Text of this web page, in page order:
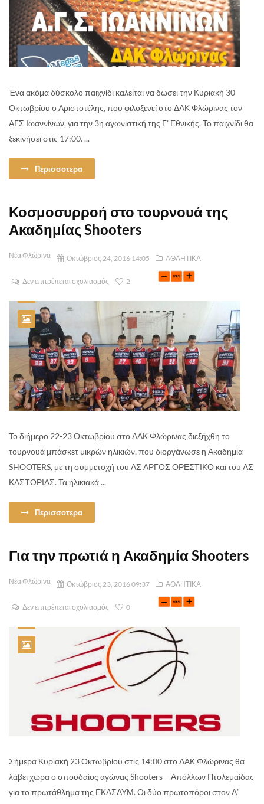
Ένα ακόμα δύσκολο παιχνίδι καλείται να δώσει την Κυριακή 30
Οκτωβρίου ο Αριστοτέλης, που φιλοξενεί στο ΔΑΚ Φλώρινας τον
ΑΓΣ Ιωαννίνων, για την 3η αγωνιστική της Γ’ Εθνικής. Το παιχνίδι θα
ξεκινήσει στις 17:00. ...
Περισσοτερα
Κοσμοσυρροή στο τουρνουά της
Ακαδημίας Shooters
Νέα Φλώρινα Οκτώβριος 24, 2016 14:05 ΑΘΛΗΤΙΚΑ
Δεν επιτρέπεται σχολιασμός 2
Το διήμερο 22-23 Οκτωβρίου στο ΔΑΚ Φλώρινας διεξήχθη το
τουρνουά μπάσκετ μικρών ηλικιών, που διοργάνωσε η Ακαδημία
SHOOTERS, με τη συμμετοχή του ΑΣ ΑΡΓΟΣ ΟΡΕΣΤΙΚΟ και του ΑΣ
ΚΑΣΤΟΡΙΑΣ. Τα ηλικιακά ...
Περισσοτερα
Για την πρωτιά η Ακαδημία Shooters
Νέα Φλώρινα Οκτώβριος 23, 2016 09:37 ΑΘΛΗΤΙΚΑ
Δεν επιτρέπεται σχολιασμός 0
Σήμερα Κυριακή 23 Οκτωβρίου στις 14:00 στο ΔΑΚ Φλώρινας θα
λάβει χώρα ο σπουδαίος αγώνας Shooters – Απόλλων Πτολεμαίδας
για το πρωτάθλημα της ΕΚΑΣΔΥΜ. Οι δύο πρωτοπόροι στον Α’